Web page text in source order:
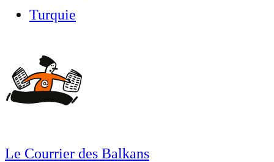
Turquie
Le Courrier des Balkans